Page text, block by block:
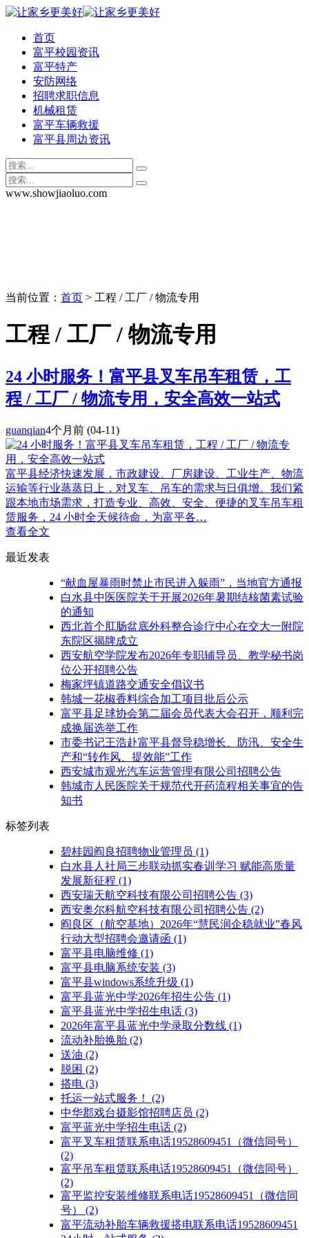
首页
富平校园资讯
富平特产
安防网络
招聘求职信息
机械租赁
富平车辆救援
富平县周边资讯
www.showjiaoluo.com
当前位置： 首页 > 工程 / 工厂 / 物流专用
工程 / 工厂 / 物流专用
24 小时服务！富平县叉车吊车租赁，工
程 / 工厂 / 物流专用，安全高效一站式
guanqian4个月前 (04-11)
富平县经济快速发展，市政建设、厂房建设、工业生产、物流
运输等行业蒸蒸日上，对叉车、吊车的需求与日俱增。我们紧
跟本地市场需求，打造专业、高效、安全、便捷的叉车吊车租
赁服务，24 小时全天候待命，为富平各…
查看全文
最近发表
“献血屋暴雨时禁止市民进入躲雨”，当地官方通报
白水县中医医院关于开展2026年暑期结核菌素试验
的通知
西北首个肛肠盆底外科整合诊疗中心在交大一附院
东院区揭牌成立
西安航空学院发布2026年专职辅导员、教学秘书岗
位公开招聘公告
梅家坪镇道路交通安全倡议书
韩城一花椒香料综合加工项目批后公示
富平县足球协会第二届会员代表大会召开，顺利完
成换届选举工作
市委书记王浩赴富平县督导稳增长、防汛、安全生
产和“转作风、提效能”工作
西安城市观光汽车运营管理有限公司招聘公告
韩城市人民医院关于规范代开药流程相关事宜的告
知书
标签列表
碧桂园阎良招聘物业管理员 (1)
白水县人社局三步联动抓实春训学习 赋能高质量
发展新征程 (1)
西安瑞天航空科技有限公司招聘公告 (3)
西安奥尔科航空科技有限公司招聘公告 (2)
阎良区（航空基地）2026年“慧民润企稳就业”春风
行动大型招聘会邀请函 (1)
富平县电脑维修 (1)
富平县电脑系统安装 (3)
富平县windows系统升级 (1)
富平县蓝光中学2026年招生公告 (1)
富平县蓝光中学招生电话 (3)
2026年富平县蓝光中学录取分数线 (1)
流动补胎换胎 (2)
送油 (2)
脱困 (2)
搭电 (3)
托运一站式服务！
(2)
中华郡戏台摄影馆招聘店员 (2)
富平蓝光中学招生电话 (2)
富平叉车租赁联系电话19528609451（微信同号）
(2)
富平吊车租赁联系电话19528609451（微信同号）
(2)
富平监控安装维修联系电话19528609451（微信同
号）
(2)
富平流动补胎车辆救援搭电联系电话19528609451